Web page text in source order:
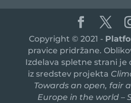
Copyright © 2021 -
pravice pridržane.
Izdelava spletne strani je
iz sredstev projekta
Towards an open, fair
Europe in the world –